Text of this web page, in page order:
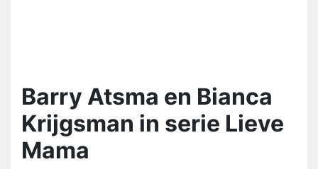
Barry Atsma en Bianca
Krijgsman in serie Lieve
Mama